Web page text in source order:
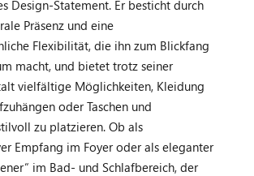
Design-Statement. Er besticht durch
Präsenz und eine
Flexibilität, die ihn zum Blickfang
macht, und bietet trotz seiner
vielfältige Möglichkeiten, Kleidung
oder Taschen und
zu platzieren. Ob als
Empfang im Foyer oder als eleganter
im Bad- und Schlafbereich, der